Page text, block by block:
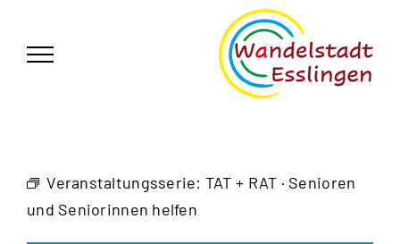
springen
Veranstaltungsserie: TAT + RAT · Senioren
und Seniorinnen helfen